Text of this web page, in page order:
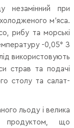
незамінний при
м'яса.
рибу та морські
-0,05° З
використовують
страв та подачі
столу та салат-
льоду і велика
продуктом, що